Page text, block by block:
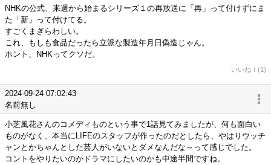
NHKの公式、来週から始まるシリーズ１の再放送に「再」って付けずにま
た「新」って付けてる。
すごくまぎらわしい。
これ、もしも食品だったら立派な製造年月日偽造じゃん。
ホント、NHKってクソだ。
いいね！(1)
2024-09-24 07:02:43
名前無し
小芝風花さんのコメディものという事で1話見てみましたが、何も面白い
ものがなく、本当にLIFEのスタッフが作ったのだとしたら、やはりウッチ
ャンとかちゃんとした芸人がいないとダメなんだな～って感じでした。
コントをやりたいのかドラマにしたいのかも中途半間ですね。